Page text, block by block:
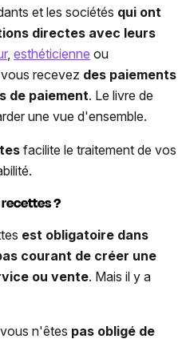
et les sociétés qui ont
directes avec leurs
, esthéticienne ou
recevez des paiements
de paiement. Le livre de
une vue d'ensemble.
facilite le traitement de vos
?
est obligatoire dans
courant de créer une
ou vente. Mais il y a
n'êtes pas obligé de